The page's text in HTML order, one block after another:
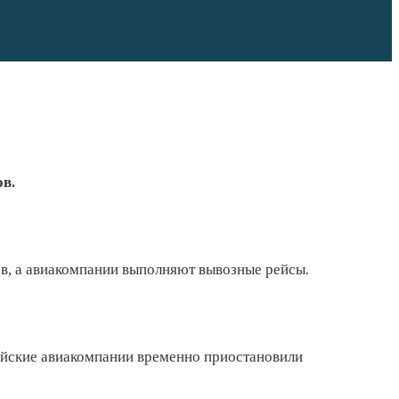
а авиакомпании выполняют вывозные рейсы.
авиакомпании временно приостановили